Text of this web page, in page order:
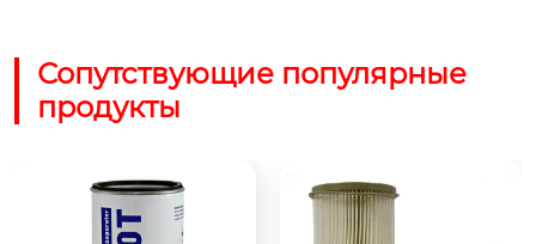
Сопутствующие популярные
продукты